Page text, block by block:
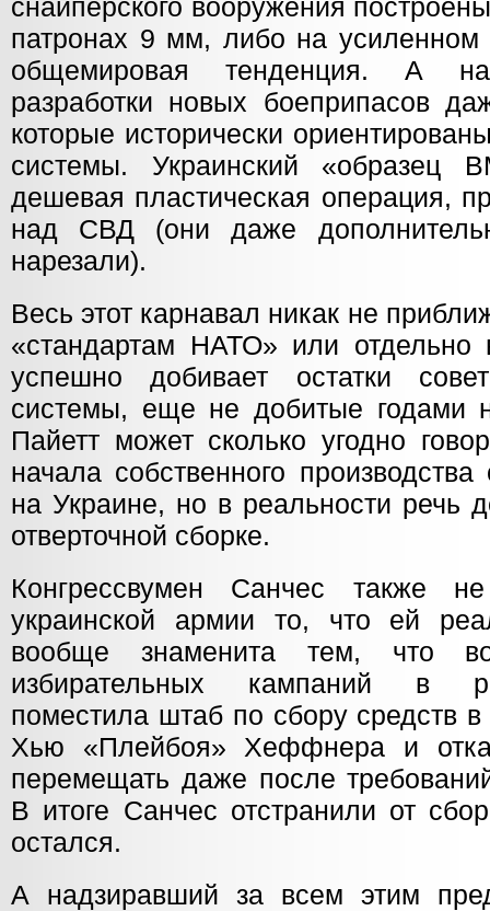
снайперского вооружения
патронах 9 мм, либо на
общемировая тенденция. А
разработки новых боеприпасов
которые исторически
системы. Украинский
дешевая пластическая операция,
над СВД (они даже
нарезали).
Весь этот карнавал никак не
«стандартам НАТО» или
успешно добивает остатки
системы, еще не добитые годами
Пайетт может сколько угодно
начала собственного
на Украине, но в реальности речь
отверточной сборке.
Конгрессвумен Санчес также
украинской армии то, что ей
вообще знаменита тем, что
избирательных кампаний в
поместила штаб по сбору средств
Хью «Плейбоя» Хеффнера и
перемещать даже после
В итоге Санчес отстранили от
остался.
А надзиравший за всем этим